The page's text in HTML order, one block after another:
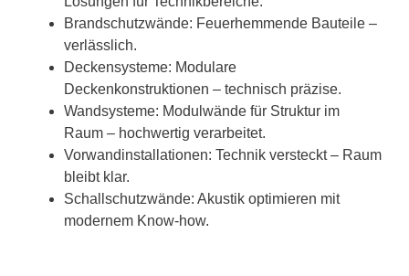
Brandschutzwände: Feuerhemmende Bauteile –
verlässlich.
Deckensysteme: Modulare
Deckenkonstruktionen – technisch präzise.
Wandsysteme: Modulwände für Struktur im
Raum – hochwertig verarbeitet.
Vorwandinstallationen: Technik versteckt – Raum
bleibt klar.
Schallschutzwände: Akustik optimieren mit
modernem Know-how.